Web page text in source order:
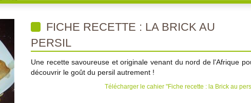
FICHE RECETTE : LA BRICK AU
PERSIL
Une recette savoureuse et originale venant du nord de l'Afrique
découvrir le goût du persil autrement !
Télécharger le cahier "Fiche recette : la Brick au